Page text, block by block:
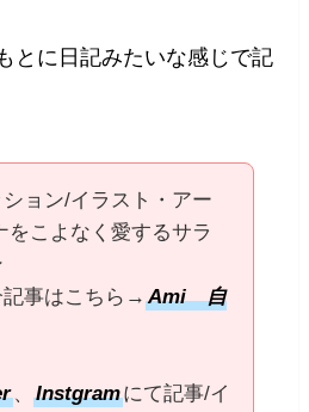
とに日記みたいな感じで記
ション/イラスト・アー
をこよなく愛するサラ
記事はこちら→Ami 自
、Instgramにて記事/イ